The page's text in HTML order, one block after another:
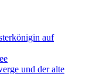
auf
und der alte